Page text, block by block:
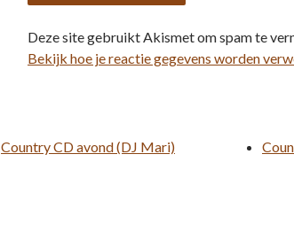
Deze site gebruikt Akismet om spam te
Bekijk hoe je reactie gegevens worden
Country CD avond (DJ Mari)